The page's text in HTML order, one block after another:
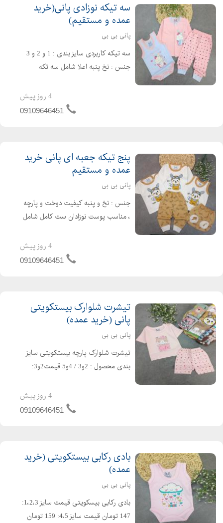
سه تیکه نوزادی پانی(خرید
عمده و مستقیم)
پانی بی بی
سه تیکه کاربردی سایز بندی : 1 و 2 و 3
جنس : نخ پنبه اعلا شامل سه تکه
رکابی،شلوار بسته بندی 6عددی که هر
جین شامل دو سری سایز بندی وجود دارد
4 روز پیش
09109646451
پنج تیکه جعبه ای پانی خرید
عمده و مستقیم
پانی بی بی
جنس : نخ و پنبه کیفیت دوخت و پارچه
، مناسب پوست نوزادان ست کامل شامل
شورت عینکی و شلوار می باشد که پنج
تکه اصلی و کاربری در لباس نوزاد هستند.
4 روز پیش
09109646451
تیشرت شلوارک بیستکویتی
پانی (خرید عمده)
پانی بی بی
تیشرت شلوارک پارچه بیستکویتی سایز
بندی محصول : 2و3 / 4و5 قیمت2و3:
2و3:مناسب 3ماه تا یک سال سایز
4و5:مناسب 2تا 3 سال سایز2: قد بلوز 30/
4 روز پیش
09109646451
بادی رکابی بیستکویتی (خرید
عمده)
پانی بی بی
بادی رکابی بیسکویتی قیمت سایز 1،2،3:
147 تومان قیمت سایز 4،5: 159 تومان